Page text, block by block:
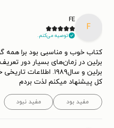
F
FE
توصیه می‌کنم.
کتاب خوب و مناسبی بود برا همه
برلین در زمان‌های بسیار دور
برلین و سال۱۹۸۹.
کل پیشنهاد میکنم لذت بردم
مفید بود مفید نبود